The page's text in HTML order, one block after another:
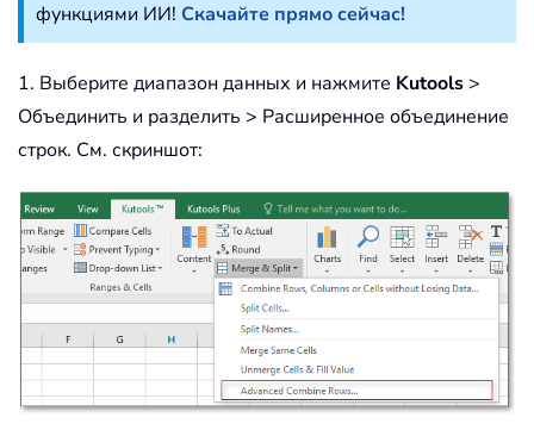
функциями ИИ! Скачайте прямо сейчас!
1. Выберите диапазон данных и нажмите Kutools >
Объединить и разделить > Расширенное объединение
строк. См. скриншот: